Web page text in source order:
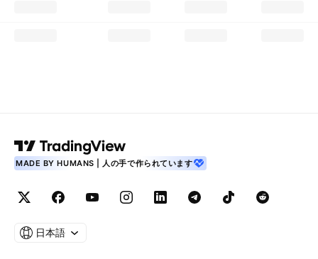
MADE BY HUMANS | 人の手で作られています
日本語